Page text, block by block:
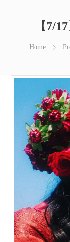
【7/
Home